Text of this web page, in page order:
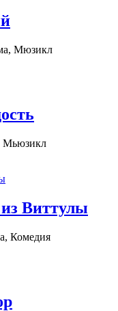
Мюзикл
Мьюзикл
Виттулы
Комедия